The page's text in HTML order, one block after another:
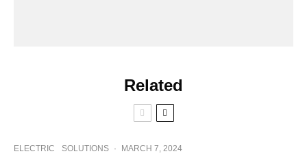
Related
ELECTRIC SOLUTIONS · MARCH 7, 2024